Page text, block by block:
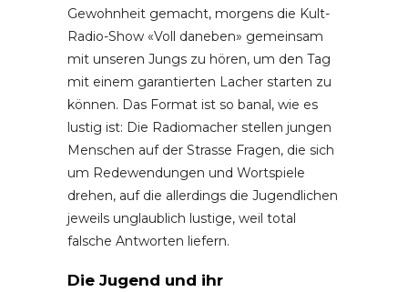
Gewohnheit gemacht, morgens die Kult-
Radio-Show «Voll daneben» gemeinsam
mit unseren Jungs zu hören, um den Tag
mit einem garantierten Lacher starten zu
können. Das Format ist so banal, wie es
lustig ist: Die Radiomacher stellen jungen
Menschen auf der Strasse Fragen, die sich
um Redewendungen und Wortspiele
drehen, auf die allerdings die Jugendlichen
jeweils unglaublich lustige, weil total
falsche Antworten liefern.
Die Jugend und ihr